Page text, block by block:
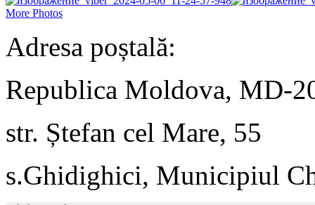
More Photos
Adresa poștală:
Republica Moldova, MD-
str. Ștefan cel Mare, 55
s.Ghidighici, Municipiul